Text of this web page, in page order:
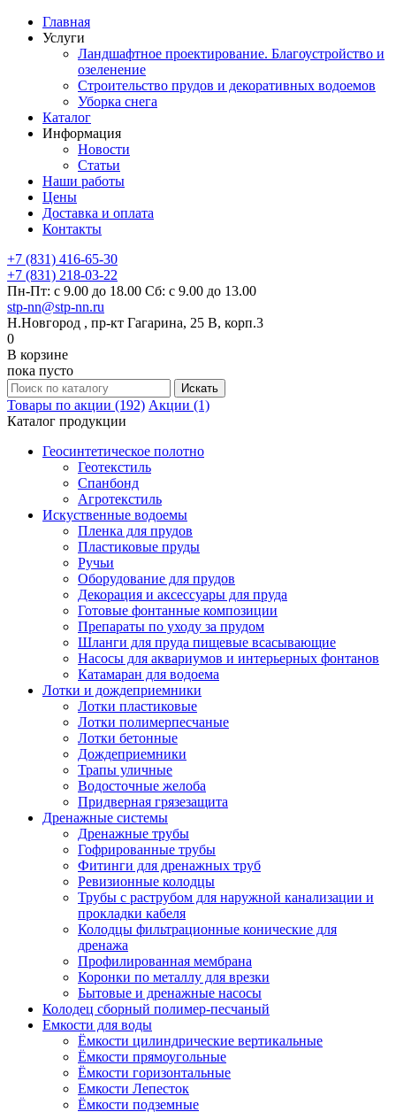
Главная
Услуги
Ландшафтное проектирование. Благоустройство и
озеленение
Строительство прудов и декоративных водоемов
Уборка снега
Каталог
Информация
Новости
Статьи
Наши работы
Цены
Доставка и оплата
Контакты
+7 (831) 416-65-30
+7 (831) 218-03-22
Пн-Пт: с 9.00 до 18.00 Сб: с 9.00 до 13.00
stp-nn@stp-nn.ru
Н.Новгород , пр-кт Гагарина, 25 В, корп.3
0
В корзине
пока пусто
Товары по акции (192) Акции (1)
Каталог продукции
Геосинтетическое полотно
Геотекстиль
Спанбонд
Агротекстиль
Искуственные водоемы
Пленка для прудов
Пластиковые пруды
Ручьи
Оборудование для прудов
Декорация и аксессуары для пруда
Готовые фонтанные композиции
Препараты по уходу за прудом
Шланги для пруда пищевые всасывающие
Насосы для аквариумов и интерьерных фонтанов
Катамаран для водоема
Лотки и дождеприемники
Лотки пластиковые
Лотки полимерпесчаные
Лотки бетонные
Дождеприемники
Трапы уличные
Водосточные желоба
Придверная грязезащита
Дренажные системы
Дренажные трубы
Гофрированные трубы
Фитинги для дренажных труб
Ревизионные колодцы
Трубы с раструбом для наружной канализации и
прокладки кабеля
Колодцы фильтрационные конические для
дренажа
Профилированная мембрана
Коронки по металлу для врезки
Бытовые и дренажные насосы
Колодец сборный полимер-песчаный
Емкости для воды
Ёмкости цилиндрические вертикальные
Ёмкости прямоугольные
Ёмкости горизонтальные
Емкости Лепесток
Ёмкости подземные